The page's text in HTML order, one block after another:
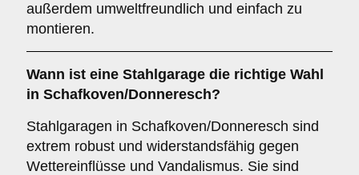
außerdem umweltfreundlich und einfach zu
montieren.
Wann ist eine Stahlgarage die richtige Wahl
in Schafkoven/Donneresch?
Stahlgaragen in Schafkoven/Donneresch sind
extrem robust und widerstandsfähig gegen
Wettereinflüsse und Vandalismus. Sie sind